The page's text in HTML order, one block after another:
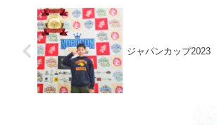
ジャパンカップ